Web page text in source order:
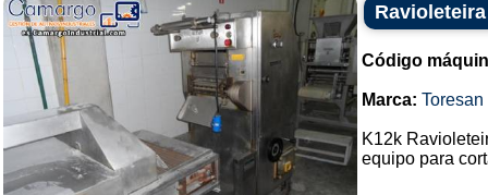
Código
Marca: Toresan
K12k
equipo para